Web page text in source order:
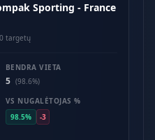
Sporting - France
targetų
BENDRA VIETA
5 (98.6%)
VS NUGALĖTOJAS %
98.5%
-3